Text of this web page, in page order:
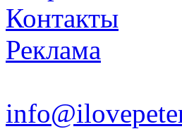
Контакты
Реклама